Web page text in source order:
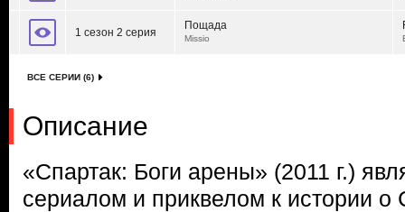
1 сезон 2 серия
Пощада
Missio
ВСЕ СЕРИИ (6)
Описание
«Спартак: Боги арены» (2011 г.)
сериалом и приквелом к истории о